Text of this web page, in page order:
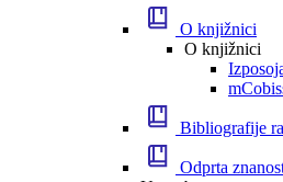
O knjižnici
O knjižnici
Bibliografije
Odprta